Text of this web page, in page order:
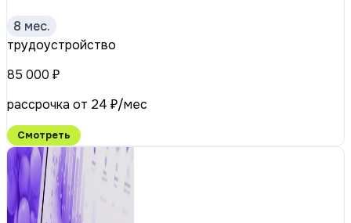
8 мес.
трудоустройство
85 000 ₽
рассрочка от 24 ₽/мес
Смотреть